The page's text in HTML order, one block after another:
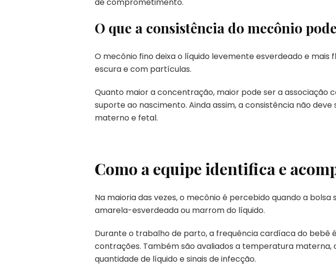
O que a consistência do mecônio
O mecônio fino deixa o líquido levemente esverdeado e
escura e com partículas.
Quanto maior a concentração, maior pode ser a associação
suporte ao nascimento. Ainda assim, a consistência não
materno e fetal.
Como a equipe identifica e
Na maioria das vezes, o mecônio é percebido quando a
amarela-esverdeada ou marrom do líquido.
Durante o trabalho de parto, a frequência cardíaca do
contrações. Também são avaliados a temperatura materna,
quantidade de líquido e sinais de infecção.